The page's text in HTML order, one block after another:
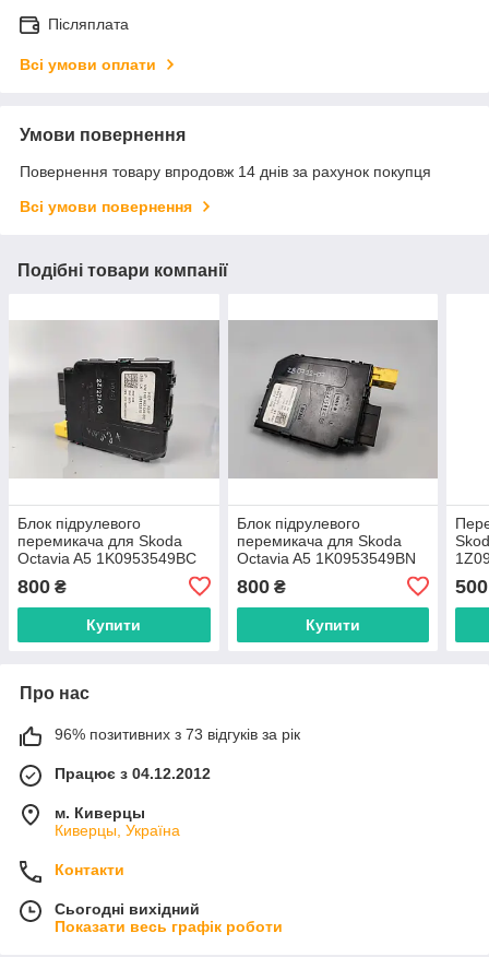
Післяплата
Всі умови оплати
Умови повернення
Повернення товару впродовж 14 днів за рахунок покупця
Всі умови повернення
Подібні товари компанії
Блок підрулевого
перемикача для Skoda
Octavia A5 1K0953549BC
800 ₴
Купити
Блок підрулевого
перемикача для Skoda
Octavia A5 1K0953549BN
800₴
Купити
500
Про нас
96% позитивних з 73 відгуків за рік
Працює з 04.12.2012
м. Киверцы
Киверцы, Україна
Контакти
Сьогодні вихідний
Показати весь графік роботи